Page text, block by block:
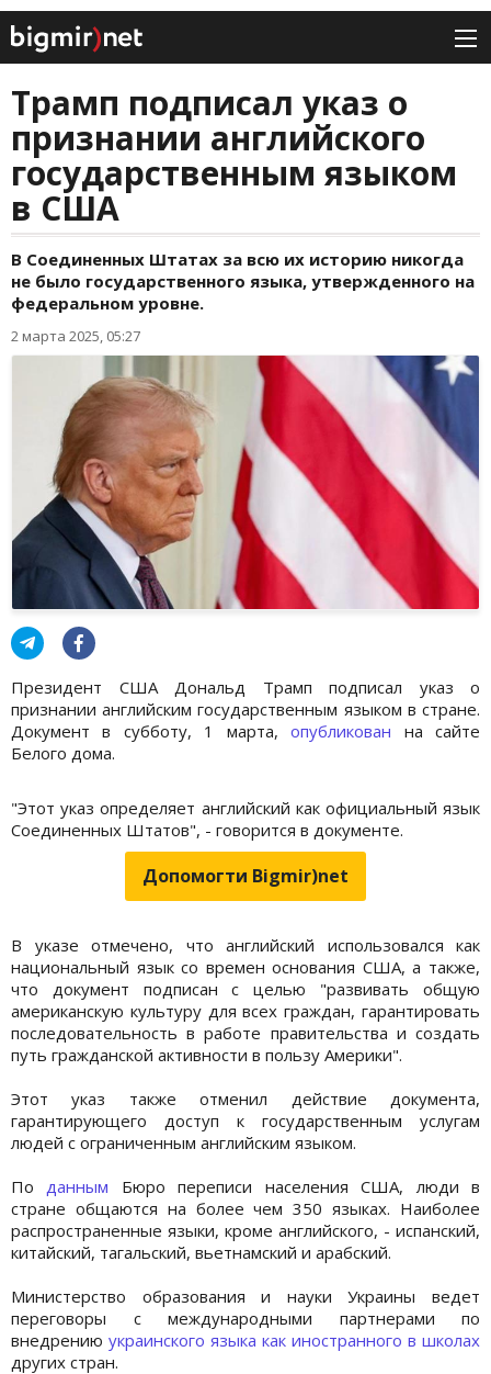
Трамп подписал указ о
признании английского
государственным языком
в США
В Соединенных Штатах за всю их историю никогда
не было государственного языка, утвержденного на
федеральном уровне.
2 марта 2025, 05:27
Президент США Дональд Трамп подписал указ о
признании английским государственным языком в стране.
Документ в субботу, 1 марта,опубликован на сайте
Белого дома.
"Этот указ определяет английский как официальный язык
Соединенных Штатов", - говорится в документе.
Допомогти Bigmir)net
В указе отмечено, что английский использовался как
национальный язык со времен основания США, а также,
что документ подписан с целью "развивать общую
американскую культуру для всех граждан, гарантировать
последовательность в работе правительства и создать
путь гражданской активности в пользу Америки".
Этот указ также отменил действие документа,
гарантирующего доступ к государственным услугам
людей с ограниченным английским языком.
По данным Бюро переписи населения США, люди в
стране общаются на более чем 350 языках. Наиболее
распространенные языки, кроме английского, - испанский,
китайский, тагальский, вьетнамский и арабский.
Министерство образования и науки Украины ведет
переговоры с международными партнерами по
внедрению украинского языка как иностранного в школах
других стран.